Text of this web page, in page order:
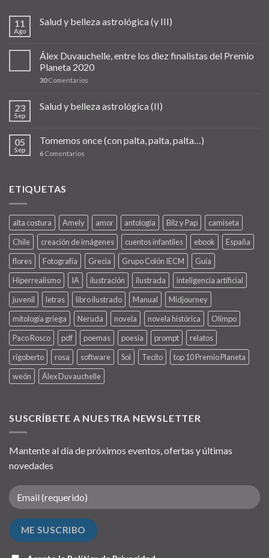
11
Ago
Salud y belleza astrológica (y III)
Álex Duvauchelle, entre los diez finalistas del Premio
Planeta 2020
30Comentarios
23
Sep
Salud y belleza astrológica (II)
05
Sep
Tomemos once (con palta, palta, palta…)
6 Comentarios
ETIQUETAS
alta costura Amely amor antología Bilz y Pap
camiseta
Chile
creación de imágenes cuentos infantiles ebook
España
flores
Fotografía Grecia Grupo Colón IECM
Guía
Hiperrealismo
IA ilustración ilustrada
inteligencia artificial
juvenil
letras libro ilustrado Manual
Midjourney
mitología griega
Neruda novela novela histórica
Olimpo
Paco Rosco
pdf poemas poesía prompt
relatos
rigoberto
rosa software Sol Tecito
top 10 Premio Planeta
weón
Álex Duvauchelle
SUSCRÍBETE A NUESTRA NEWSLETTER
Mantente al día de próximos eventos, ofertas y últimas
novedades